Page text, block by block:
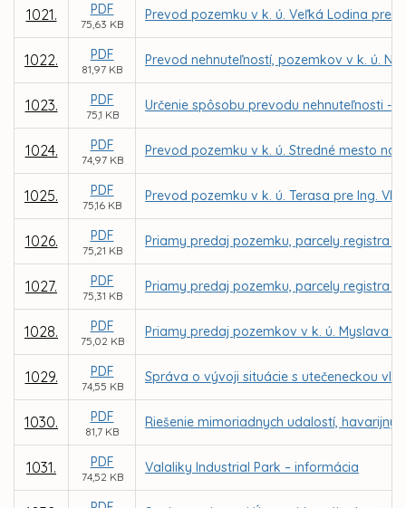
1021. PDF
75,63 KB
Prevod pozemku v k. ú. Veľká Lodina pre
1022. PDF
81,97 KB
Prevod nehnuteľností, pozemkov v k. ú.
1023. PDF
75,1 KB
Určenie spôsobu prevodu nehnuteľnosti -
1024. PDF
74,97 KB
Prevod pozemku v k. ú. Stredné mesto na
1025. PDF
75,16 KB
Prevod pozemku v k. ú. Terasa pre Ing.
1026. PDF
75,21 KB
Priamy predaj pozemku, parcely registra
1027. PDF
75,31 KB
Priamy predaj pozemku, parcely registra E
1028. PDF
75,02 KB
Priamy predaj pozemkov v k. ú. Myslava
1029. PDF
74,55 KB
Správa o vývoji situácie s utečeneckou
1030. PDF
81,7 KB
Riešenie mimoriadnych udalostí,
1031. PDF
74,52 KB
Valaliky Industrial Park – informácia